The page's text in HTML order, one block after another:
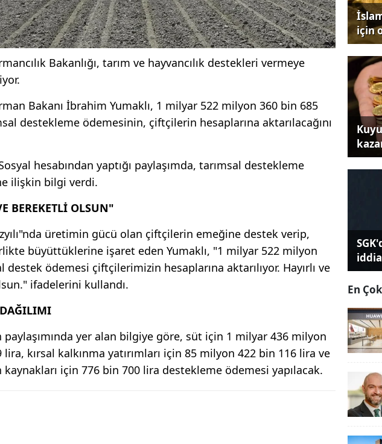
Bakanlığı, tarım ve hayvancılık destekleri vermeye
Bakanı İbrahim Yumaklı, 1 milyar 522 milyon 360 bin 685
destekleme ödemesinin, çiftçilerin hesaplarına aktarılacağını
hesabından yaptığı paylaşımda, tarımsal destekleme
ilişkin bilgi verdi.
BEREKETLİ OLSUN"
üretimin gücü olan çiftçilerin emeğine destek verip,
büyüttüklerine işaret eden Yumaklı, "1 milyar 522 milyon
destek ödemesi çiftçilerimizin hesaplarına aktarılıyor. Hayırlı ve
ifadelerini kullandı.
paylaşımında yer alan bilgiye göre, süt için 1 milyar 436 milyon
lira, kırsal kalkınma yatırımları için 85 milyon 422 bin 116 lira ve
kaynakları için 776 bin 700 lira destekleme ödemesi yapılacak.
için
En